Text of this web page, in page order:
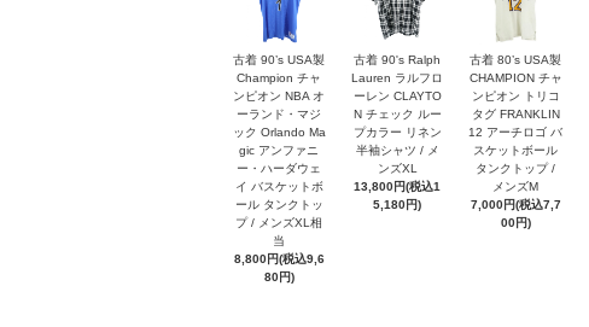
古着 90’s USA製
Champion チャ
ンピオン NBA オ
ーランド・マジ
ック Orlando Ma
gic アンファニ
ー・ハーダウェ
イ バスケットボ
ール タンクトッ
プ / メンズXL相
当
8,800円(税込9,6
80円)
古着 90's Ralph
Lauren ラルフロ
ーレン CLAYTO
N チェック ルー
プカラー リネン
半袖シャツ / メ
ンズXL
13,800円(税込1
5,180円)
古着 80’s USA製
CHAMPION チャ
ンピオン トリコ
タグ FRANKLIN
12 アーチロゴ バ
スケットボール
タンクトップ /
メンズM
7,000円(税込7,7
00円)